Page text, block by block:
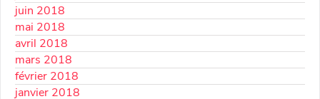
juin 2018
mai 2018
avril 2018
mars 2018
février 2018
janvier 2018